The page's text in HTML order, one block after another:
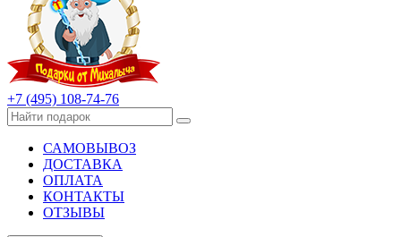
+7 (495) 108-74-76
САМОВЫВОЗ
ДОСТАВКА
ОПЛАТА
КОНТАКТЫ
ОТЗЫВЫ